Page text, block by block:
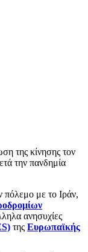
της κίνησης τον
την πανδημία
με το Ιράν,
ανησυχίες
της Ευρωπαϊκής